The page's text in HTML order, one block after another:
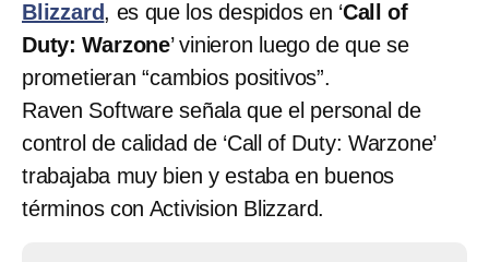
Blizzard, es que los despidos en ‘Call of
Duty: Warzone’ vinieron luego de que se
prometieran “cambios positivos”.
Raven Software señala que el personal de
control de calidad de ‘Call of Duty: Warzone’
trabajaba muy bien y estaba en buenos
términos con Activision Blizzard.